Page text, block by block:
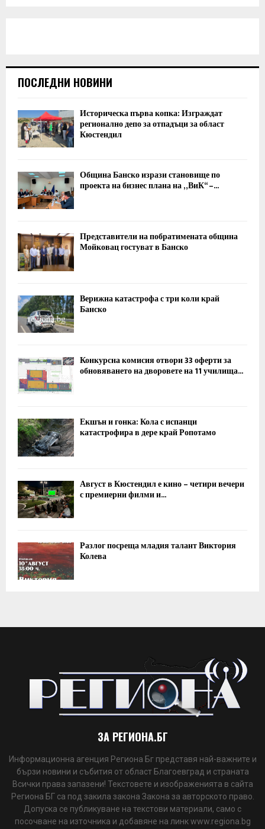
ПОСЛЕДНИ НОВИНИ
Историческа първа копка: Изграждат
регионално депо за отпадъци за област
Кюстендил
Община Банско изрази становище по
проекта на бизнес плана на „ВиК“ –...
Представители на побратимената община
Мойковац гостуват в Банско
Верижна катастрофа с три коли край
Банско
Конкурсна комисия отвори 33 оферти за
обновяването на дворовете на 11 училища...
Екшън и гонка: Кола с испанци
катастрофира в дере край Ропотамо
Август в Кюстендил е кино – четири вечери
с премиерни филми и...
Разлог посреща младия талант Виктория
Колева
ЗА РЕГИОНА.БГ
Информационна агенция Региона Бг представя най-важните и
бързи новини и събития от област Благоевград и страната
Всички права запазени! Текстовете и изображенията в сайта
Региона БГ са под закила закона Закона за авторското право.
Допуска се публикуване на текстови материали, само с
посочване на източника и добавяне на линк www.regiona.bg